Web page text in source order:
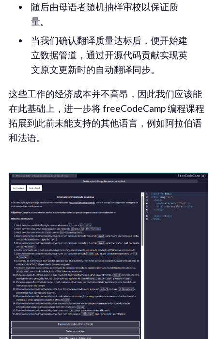
随后由母语者随机抽样审校以保证质
量。
当我们确认翻译质量达标后，便开始建
立数据管道，通过开源代码贡献实现英
文原文更新时的自动翻译同步。
这些工作的经济成本并不高昂，因此我们应该能
在此基础上，进一步将 freeCodeCamp 编程课程
拓展到此前未能支持的其他语言，例如阿拉伯语
和法语。